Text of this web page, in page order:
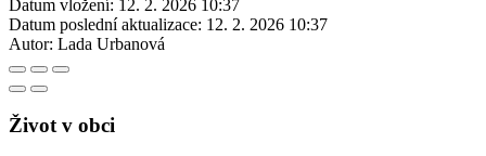
Datum vložení: 12. 2. 2026 10:37
Datum poslední aktualizace: 12. 2. 2026 10:37
Autor: Lada Urbanová
Život v obci